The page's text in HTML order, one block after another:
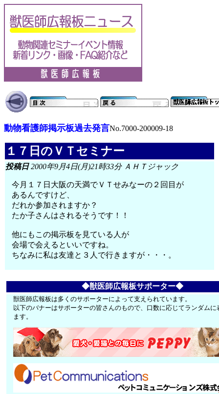
動物看護師掲示板過去発言No.7000-200009-18
１７日のＶＴセミナー
投稿日2000年9月4日(月)21時33分 ＡＨＴジャック
今月１７日大阪の天満でＶＴせみなーの２回目が
あるんですけど、
だれか参加されますか？
たか子さんはされるそうです！！
他にもこの掲示板を見ている人が
会場で会えるといいですね。
ちなみに私は友達と３人で行きますが・・・。
◆獣医師広報板サポーター◆
獣医師広報板は多くのサポーターによって支えられています。
以下のバナーはサポーターの皆さんのもので、口数に応じてランダムに
ます。